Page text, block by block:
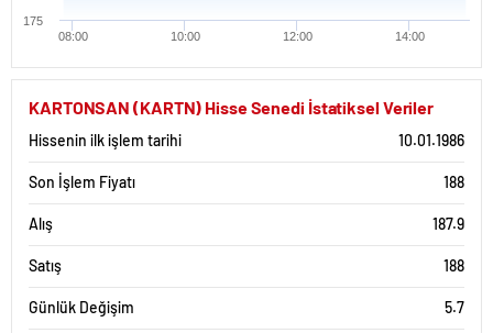
08:00 10:00 12:00 14:00
175
KARTONSAN (KARTN) Hisse Senedi İstatiksel Veriler
Hissenin ilk işlem tarihi 10.01.1986
Son İşlem Fiyatı 188
Alış 187.9
Satış 188
Günlük Değişim 5.7